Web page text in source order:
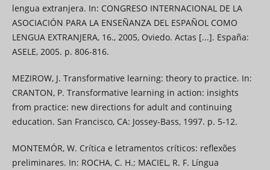
lengua extranjera. In: CONGRESO INTERNACIONAL DE LA
ASOCIACIÓN PARA LA ENSEÑANZA DEL ESPAÑOL COMO
LENGUA EXTRANJERA, 16., 2005, Oviedo. Actas [...]. España:
ASELE, 2005. p. 806-816.
MEZIROW, J. Transformative learning: theory to practice. In:
CRANTON, P. Transformative learning in action: insights
from practice: new directions for adult and continuing
education. San Francisco, CA: Jossey-Bass, 1997. p. 5-12.
MONTEMÓR, W. Crítica e letramentos críticos: reflexões
preliminares. In: ROCHA, C. H.; MACIEL, R. F. Língua